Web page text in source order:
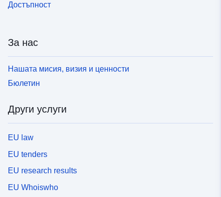
Достъпност
За нас
Нашата мисия, визия и ценности
Бюлетин
Други услуги
EU law
EU tenders
EU research results
EU Whoiswho